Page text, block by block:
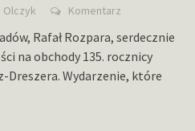
Olczyk Komentarz
Rafał Rozpara, serdecznie
na obchody 135. rocznicy
Dreszera. Wydarzenie, które